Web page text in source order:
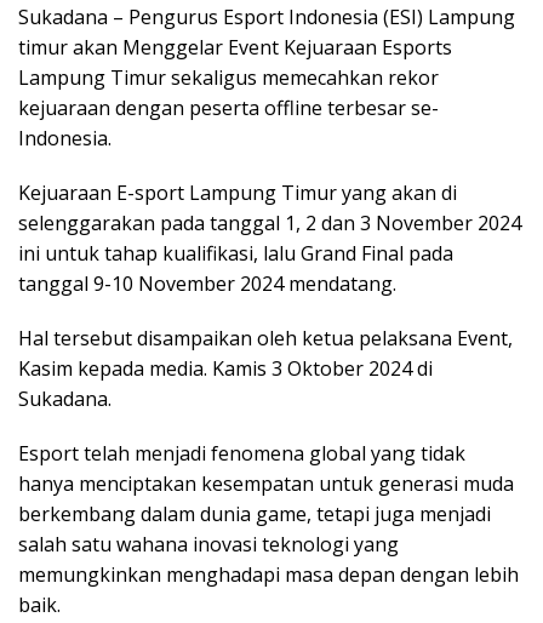
Sukadana – Pengurus Esport Indonesia (ESI) Lampung
timur akan Menggelar Event Kejuaraan Esports
Lampung Timur sekaligus memecahkan rekor
kejuaraan dengan peserta offline terbesar se-
Indonesia.
Kejuaraan E-sport Lampung Timur yang akan di
selenggarakan pada tanggal 1, 2 dan 3 November 2024
ini untuk tahap kualifikasi, lalu Grand Final pada
tanggal 9-10 November 2024 mendatang.
Hal tersebut disampaikan oleh ketua pelaksana Event,
Kasim kepada media. Kamis 3 Oktober 2024 di
Sukadana.
Esport telah menjadi fenomena global yang tidak
hanya menciptakan kesempatan untuk generasi muda
berkembang dalam dunia game, tetapi juga menjadi
salah satu wahana inovasi teknologi yang
memungkinkan menghadapi masa depan dengan lebih
baik.